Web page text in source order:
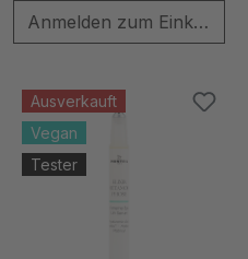
Anmelden zum Einkaufen
Ausverkauft
Vegan
Tester